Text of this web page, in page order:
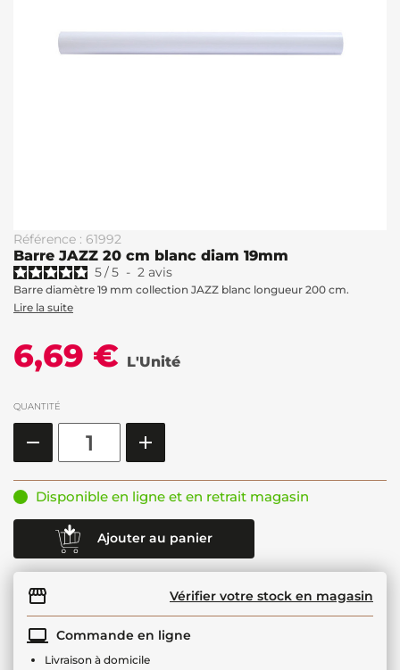
Référence : 61992
Barre JAZZ 20 cm blanc diam 19mm
5/5 - 2 avis
Barre diamètre 19 mm collection JAZZ blanc longueur 200 cm.
Lire la suite
6,69 € L'Unité
QUANTITÉ
Disponible en ligne et en retrait magasin
Ajouter au panier
Vérifier votre stock en magasin
Commande en ligne
Livraison à domicile